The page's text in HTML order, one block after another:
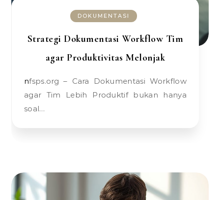
DOKUMENTASI
Strategi Dokumentasi Workflow Tim
agar Produktivitas Melonjak
nfsps.org – Cara Dokumentasi Workflow
agar Tim Lebih Produktif bukan hanya
soal…